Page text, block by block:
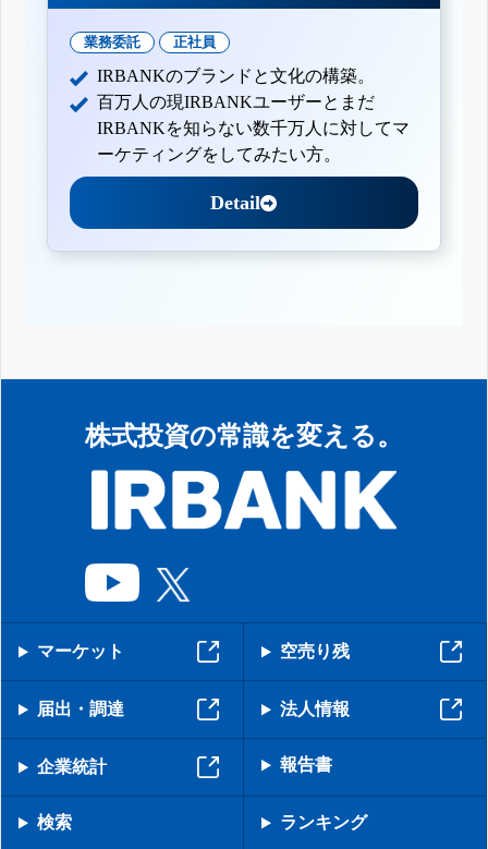
業務委託 正社員
IRBANKのブランドと文化の構築。
百万人の現IRBANKユーザーとまだ
IRBANKを知らない数千万人に対してマ
ーケティングをしてみたい方。
Detail
株式投資の常識を変える。
マーケット 空売り残
届出・調達 法人情報
企業統計 報告書
検索 ランキング